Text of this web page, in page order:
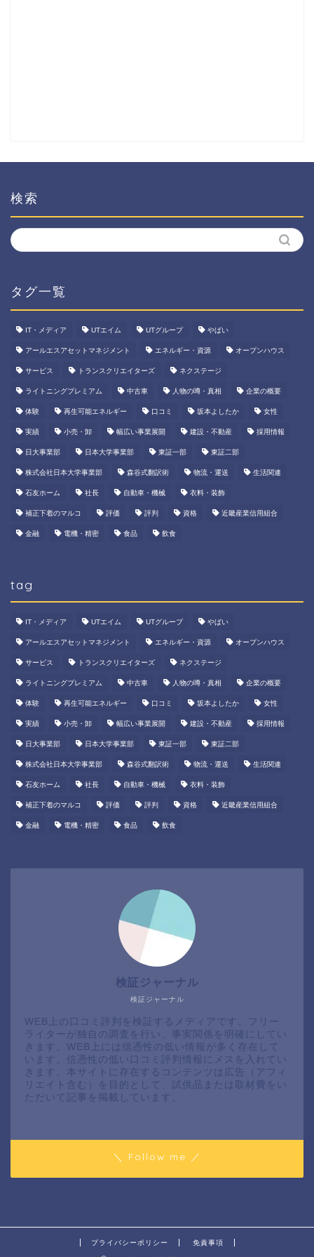
検索
タグ一覧
IT・メディア UTエイム UTグループ やばい
アールエスアセットマネジメント エネルギー・資源 オープンハウス
サービス トランスクリエイターズ ネクステージ
ライトニングプレミアム 中古車 人物の噂・真相 企業の概要
体験 再生可能エネルギー 口コミ 坂本よしたか 女性
実績 小売・卸 幅広い事業展開 建設・不動産 採用情報
日大事業部 日本大学事業部 東証一部 東証二部
株式会社日本大学事業部 森谷式翻訳術 物流・運送 生活関連
石友ホーム 社長 自動車・機械 衣料・装飾
補正下着のマルコ 評価 評判 資格 近畿産業信用組合
金融 電機・精密 食品 飲食
tag
IT・メディア UTエイム UTグループ やばい
アールエスアセットマネジメント エネルギー・資源 オープンハウス
サービス トランスクリエイターズ ネクステージ
ライトニングプレミアム 中古車 人物の噂・真相 企業の概要
体験 再生可能エネルギー 口コミ 坂本よしたか 女性
実績 小売・卸 幅広い事業展開 建設・不動産 採用情報
日大事業部 日本大学事業部 東証一部 東証二部
株式会社日本大学事業部 森谷式翻訳術 物流・運送 生活関連
石友ホーム 社長 自動車・機械 衣料・装飾
補正下着のマルコ 評価 評判 資格 近畿産業信用組合
金融 電機・精密 食品 飲食
検証ジャーナル
検証ジャーナル
WEB上の口コミ評判を検証するメディアです。フリー
ライターが独自の調査を行い、事実関係を明確にしてい
きます。WEB上には信憑性の低い情報が多く存在して
います。信憑性の低い口コミ評判情報にメスを入れてい
きます。本サイトに存在するコンテンツは広告（アフィ
リエイト含む）を目的として、試供品または取材費をい
ただいて記事を掲載しています。
＼ Follow me ／
プライバシーポリシー 免責事項